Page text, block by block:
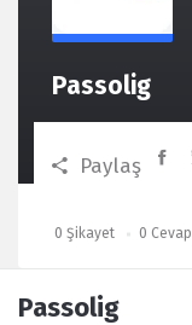
Passolig
Paylaş
0 Cevap
0 Şikayet
Passolig